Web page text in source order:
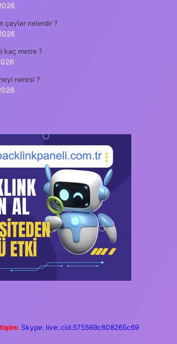
çaylar nelerdir ?
kaç metre ?
neresi ?
Skype: live:.cid.575569c608265c69